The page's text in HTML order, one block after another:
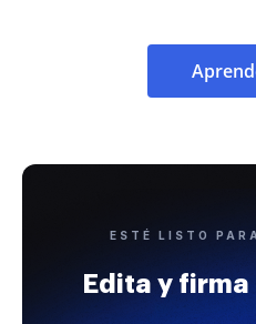
ESTÉ LISTO
Edita y firma